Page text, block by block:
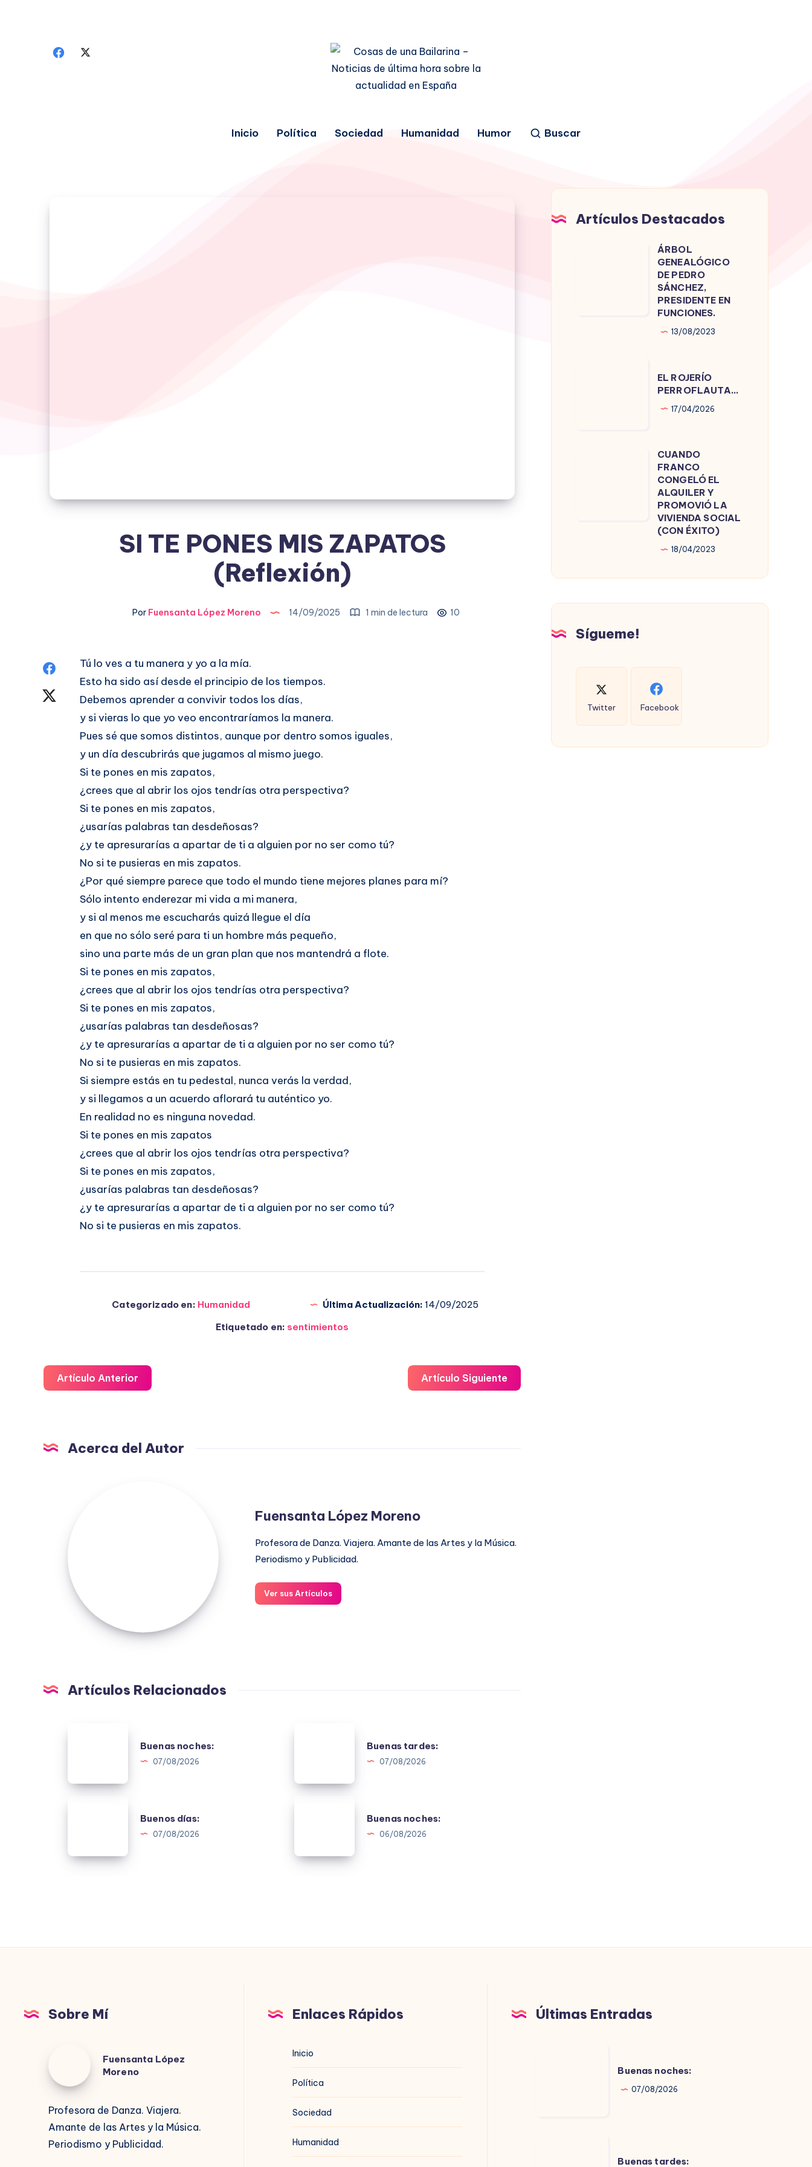
Inicio Política Sociedad Humanidad Humor Buscar
SI TE PONES MIS ZAPATOS
(Reflexión)
PorFuensanta López Moreno 14/09/2025 1 min de lectura 10
Compartir
Facebook
Compartir
Twitter
Tú lo ves a tu manera y yo a la mía.
Esto ha sido así desde el principio de los tiempos.
Debemos aprender a convivir todos los días,
y si vieras lo que yo veo encontraríamos la manera.
Pues sé que somos distintos, aunque por dentro somos iguales,
y un día descubrirás que jugamos al mismo juego.
Si te pones en mis zapatos,
¿crees que al abrir los ojos tendrías otra perspectiva?
Si te pones en mis zapatos,
¿usarías palabras tan desdeñosas?
¿y te apresurarías a apartar de ti a alguien por no ser como tú?
No si te pusieras en mis zapatos.
¿Por qué siempre parece que todo el mundo tiene mejores planes para mí?
Sólo intento enderezar mi vida a mi manera,
y si al menos me escucharás quizá llegue el día
en que no sólo seré para ti un hombre más pequeño,
sino una parte más de un gran plan que nos mantendrá a flote.
Si te pones en mis zapatos,
¿crees que al abrir los ojos tendrías otra perspectiva?
Si te pones en mis zapatos,
¿usarías palabras tan desdeñosas?
¿y te apresurarías a apartar de ti a alguien por no ser como tú?
No si te pusieras en mis zapatos.
Si siempre estás en tu pedestal, nunca verás la verdad,
y si llegamos a un acuerdo aflorará tu auténtico yo.
En realidad no es ninguna novedad.
Si te pones en mis zapatos
¿crees que al abrir los ojos tendrías otra perspectiva?
Si te pones en mis zapatos,
¿usarías palabras tan desdeñosas?
¿y te apresurarías a apartar de ti a alguien por no ser como tú?
No si te pusieras en mis zapatos.
Categorizado en: Humanidad Última Actualización: 14/09/2025
Etiquetado en: sentimientos
Artículo Anterior Artículo Siguiente
Acerca del Autor
Fuensanta López Moreno
Profesora de Danza. Viajera. Amante de las Artes y la Música.
Periodismo y Publicidad.
Ver sus Artículos
Artículos Relacionados
Buenas noches:
07/08/2026
Buenas tardes:
07/08/2026
Buenos días:
07/08/2026
Buenas noches:
06/08/2026
Artículos Destacados
ÁRBOL
GENEALÓGICO
DE PEDRO
SÁNCHEZ,
PRESIDENTE EN
FUNCIONES.
13/08/2023
EL ROJERÍO
PERROFLAUTA…
17/04/2026
(CON
ÉXITO)
CUANDO
FRANCO
CONGELÓ EL
ALQUILER Y
PROMOVIÓ LA
VIVIENDA SOCIAL
(CON ÉXITO)
18/04/2023
Sígueme!
Twitter Facebook
Sobre Mí
López
Moreno
Fuensanta López
Moreno
Profesora de Danza. Viajera.
Amante de las Artes y la Música.
Periodismo y Publicidad.
Enlaces Rápidos
Inicio
Política
Sociedad
Humanidad
Últimas Entradas
Buenas noches:
07/08/2026
Buenas tardes: